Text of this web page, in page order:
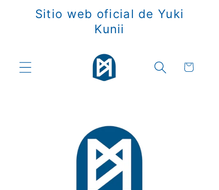
directamente
Sitio web oficial de Yuki
Kunii
Carrito